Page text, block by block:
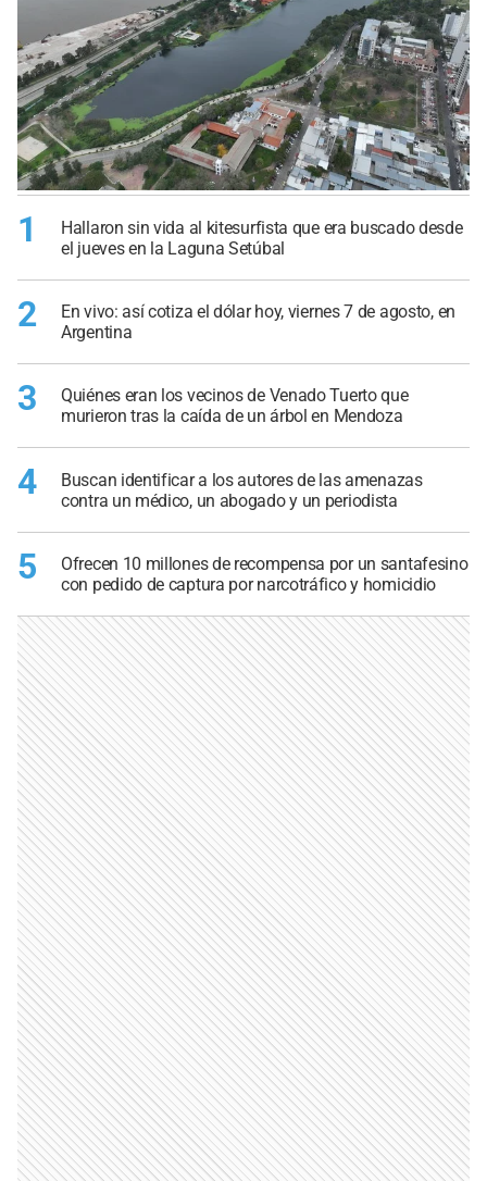
1
Hallaron sin vida al kitesurfista que era buscado desde
el jueves en la Laguna Setúbal
2
En vivo: así cotiza el dólar hoy, viernes 7 de agosto, en
Argentina
3
Quiénes eran los vecinos de Venado Tuerto que
murieron tras la caída de un árbol en Mendoza
4
Buscan identificar a los autores de las amenazas
contra un médico, un abogado y un periodista
5
Ofrecen 10 millones de recompensa por un santafesino
con pedido de captura por narcotráfico y homicidio